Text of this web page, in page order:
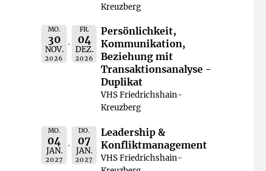
Kreuzberg
MO.
30
NOV.
2026
FR.
04
DEZ.
2026
Persönlichkeit,
Kommunikation,
Beziehung mit
Transaktionsanalyse -
Duplikat
VHS Friedrichshain-
Kreuzberg
MO.
04
JAN.
2027
DO.
07
JAN.
2027
Leadership &
Konfliktmanagement
VHS Friedrichshain-